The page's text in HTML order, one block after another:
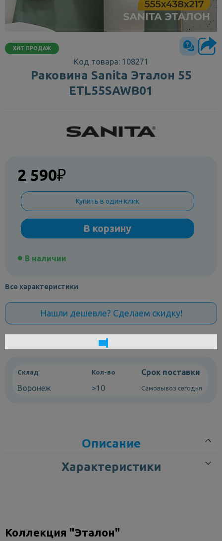
ХИТ ПРОДАЖ
Код товара: 108271
Раковина Sanita Эталон 55
ETL55SAWB01
2 590₽
Купить в один клик
В корзину
В наличии
Все характеристики
Нашли дешевле? Сделаем скидку!
Склад Кол-во
Срок поставки
Воронеж
>10 Самовывоз сегодня
Описание
Характеристики
Раковина Sanita Эталон 55 (артикул ETL55SAWB01) — это
элегантная полукруглая раковина под пьедестал,
Коллекция "Эталон"